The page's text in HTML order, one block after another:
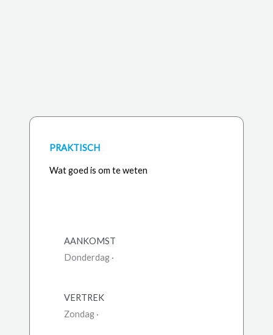
PRAKTISCH
Wat goed is om te weten
AANKOMST
Donderdag ·
VERTREK
Zondag ·